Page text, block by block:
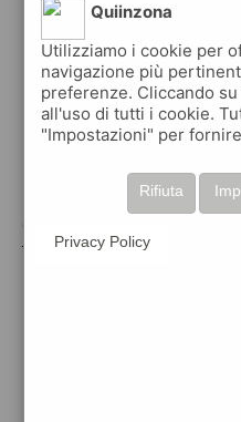
scarica
pubblica gratis i
tuoi annunci per :
Quiinzona
Utilizziamo i cookie per
navigazione più
preferenze. Cliccando
all'uso di tutti i cookie.
"Impostazioni" per
Rifiuta
Privacy Policy